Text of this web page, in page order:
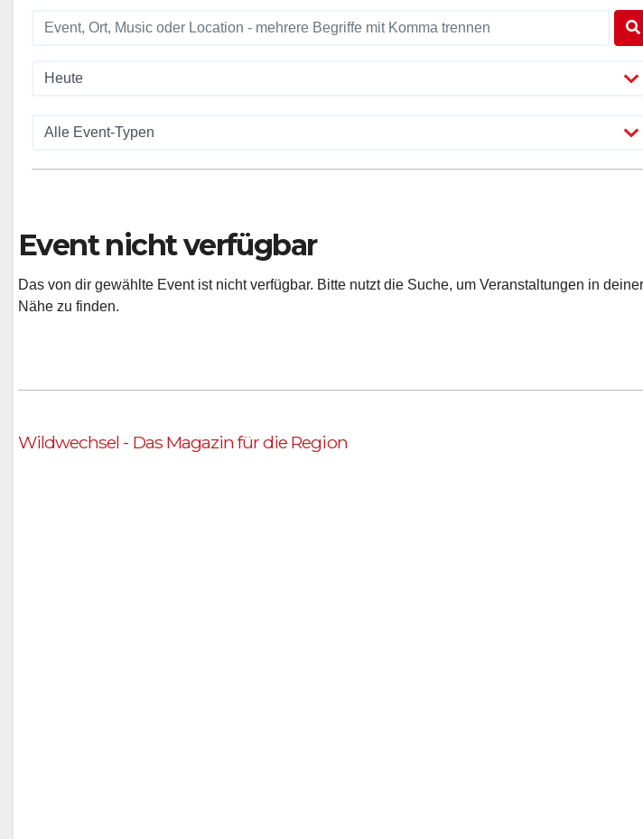
Event nicht verfügbar
Das von dir gewählte Event ist nicht verfügbar. Bitte nutzt die Suche, um Veranstaltungen in deiner
Nähe zu finden.
Wildwechsel - Das Magazin für die Region